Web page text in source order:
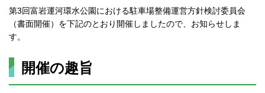
第3回富岩運河環水公園における駐車場整備運営方針検討委員会
（書面開催）を下記のとおり開催しましたので、お知らせしま
す。
開催の趣旨